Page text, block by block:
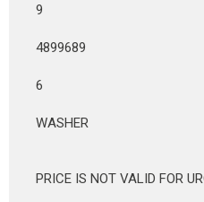
9
4899689
6
WASHER
PRICE IS NOT VALID FOR